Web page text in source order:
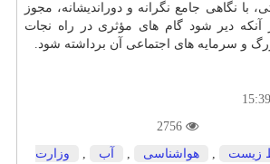
با نگاهی جامع نگرانه و دوراندیشانه، مجوز
آنكه دیر شود گام های مؤثری در راه نجات
و سرمایه های اجتماعی آن برداشته شود.
زیست , هواشناسی , آب ,
وزارت